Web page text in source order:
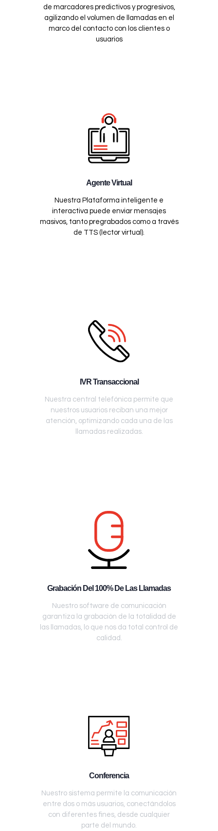
de marcadores predictivos y progresivos,
agilizando el volumen de llamadas en el
marco del contacto con los clientes o
usuarios
Agente Virtual
Nuestra Plataforma inteligente e
interactiva puede enviar mensajes
masivos, tanto pregrabados como a través
de TTS (lector virtual).
IVR Transaccional
Nuestra central telefónica permite que
nuestros usuarios reciban una mejor
atención, optimizando cada una de las
llamadas realizadas.
Grabación Del 100% De Las Llamadas
Nuestro software de comunicación
garantiza la grabación de la totalidad de
las llamadas, lo que nos da total control de
calidad.
Conferencia
Nuestro sistema permite la comunicación
entre dos o más usuarios, conectándolos
con diferentes fines, desde cualquier
parte del mundo.